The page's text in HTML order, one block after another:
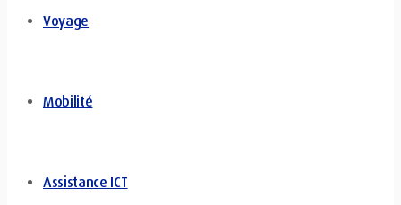
Voyage
Mobilité
Assistance ICT